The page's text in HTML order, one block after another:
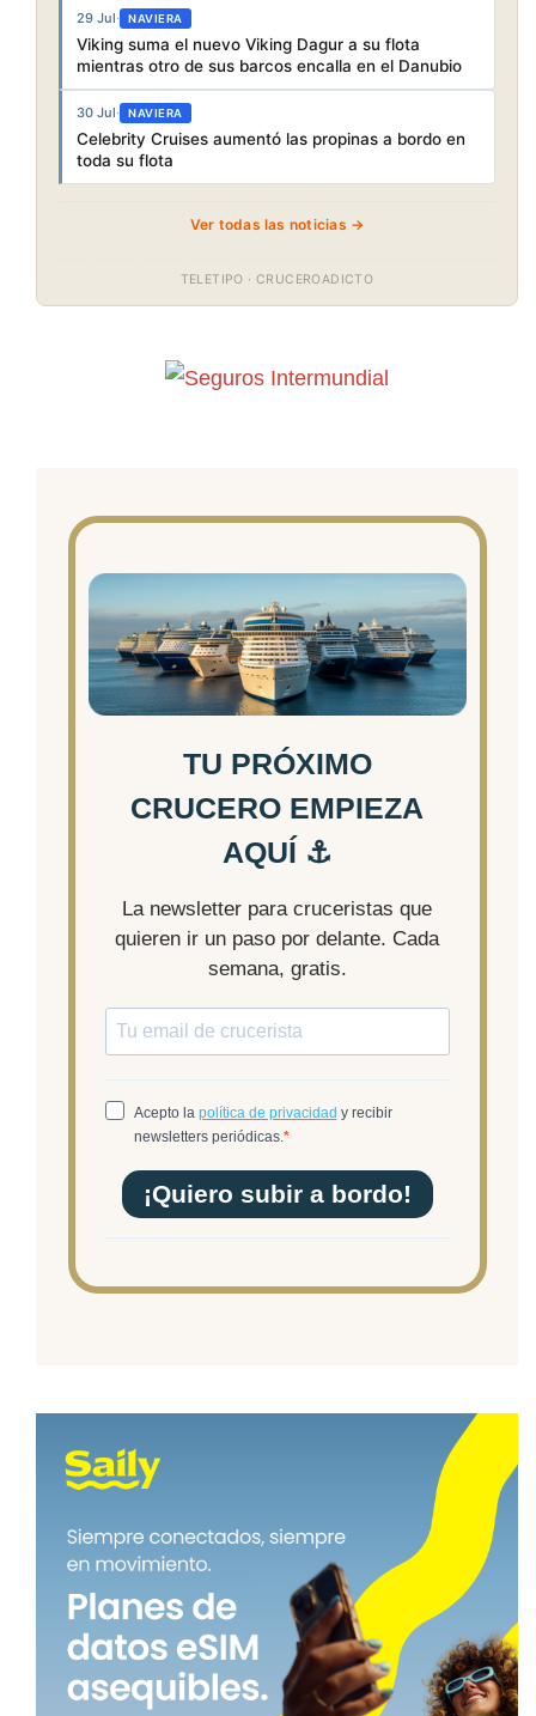
29 Jul· NAVIERA
Viking suma el nuevo Viking Dagur a su flota
mientras otro de sus barcos encalla en el Danubio
30 Jul· NAVIERA
Celebrity Cruises aumentó las propinas a bordo en
toda su flota
Ver todas las noticias →
TELETIPO · CRUCEROADICTO